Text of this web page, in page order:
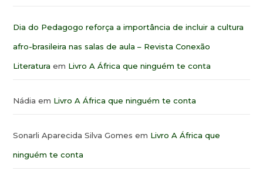
Dia do Pedagogo reforça a importância de incluir a cultura
afro-brasileira nas salas de aula – Revista Conexão
Literatura em Livro A África que ninguém te conta
Nádia em Livro A África que ninguém te conta
Sonarli Aparecida Silva Gomes em Livro A África que
ninguém te conta